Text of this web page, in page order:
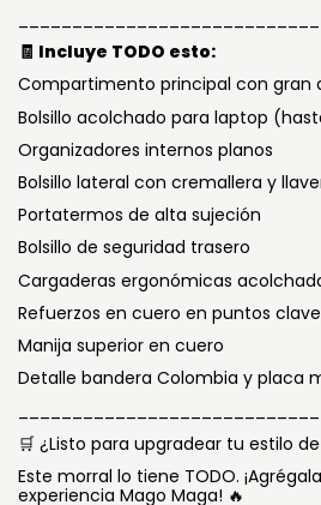
🧾 Incluye TODO esto:
Compartimento principal con gran
Bolsillo acolchado para laptop
Organizadores internos planos
Bolsillo lateral con cremallera y
Portatermos de alta sujeción
Bolsillo de seguridad trasero
Cargaderas ergonómicas
Refuerzos en cuero en puntos clave
Manija superior en cuero
Detalle bandera Colombia y placa
🛒 ¿Listo para upgradear tu estilo
Este morral lo tiene TODO.
experiencia Mago Maga! 🔥